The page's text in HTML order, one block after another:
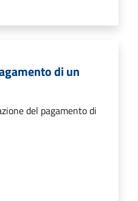
di un
del pagamento di